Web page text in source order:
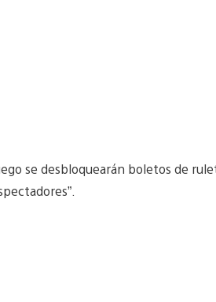
se desbloquearán boletos de